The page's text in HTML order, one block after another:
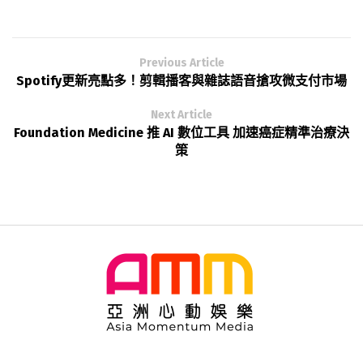
Previous Article
Spotify更新亮點多！剪輯播客與雜誌語音搶攻微支付市場
Next Article
Foundation Medicine 推 AI 數位工具 加速癌症精準治療決
策